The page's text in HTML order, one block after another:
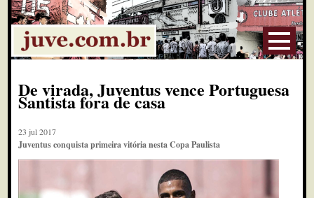
De virada, Juventus vence Portuguesa
Santista fora de casa
23 jul 2017
Juventus conquista primeira vitória nesta Copa Paulista